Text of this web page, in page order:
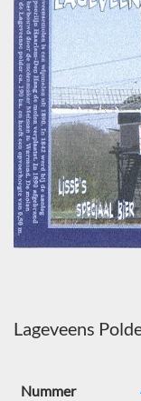
Lageveens
Nummer